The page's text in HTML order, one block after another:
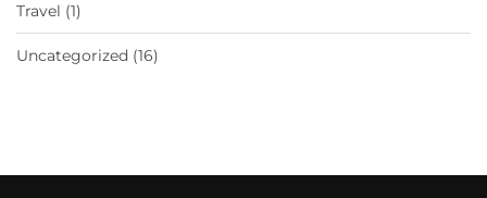
Travel (1)
Uncategorized (16)